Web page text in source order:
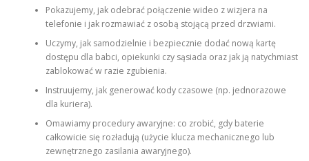
Pokazujemy, jak odebrać połączenie wideo z wizjera na
telefonie i jak rozmawiać z osobą stojącą przed drzwiami.
Uczymy, jak samodzielnie i bezpiecznie dodać nową kartę
dostępu dla babci, opiekunki czy sąsiada oraz jak ją natychmiast
zablokować w razie zgubienia.
Instruujemy, jak generować kody czasowe (np. jednorazowe
dla kuriera).
Omawiamy procedury awaryjne: co zrobić, gdy baterie
całkowicie się rozładują (użycie klucza mechanicznego lub
zewnętrznego zasilania awaryjnego).